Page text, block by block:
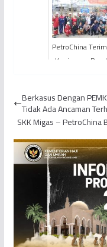
PetroChina
Kunjungan
Berkasus Dengan
Tidak Ada Ancaman
SKK Migas –